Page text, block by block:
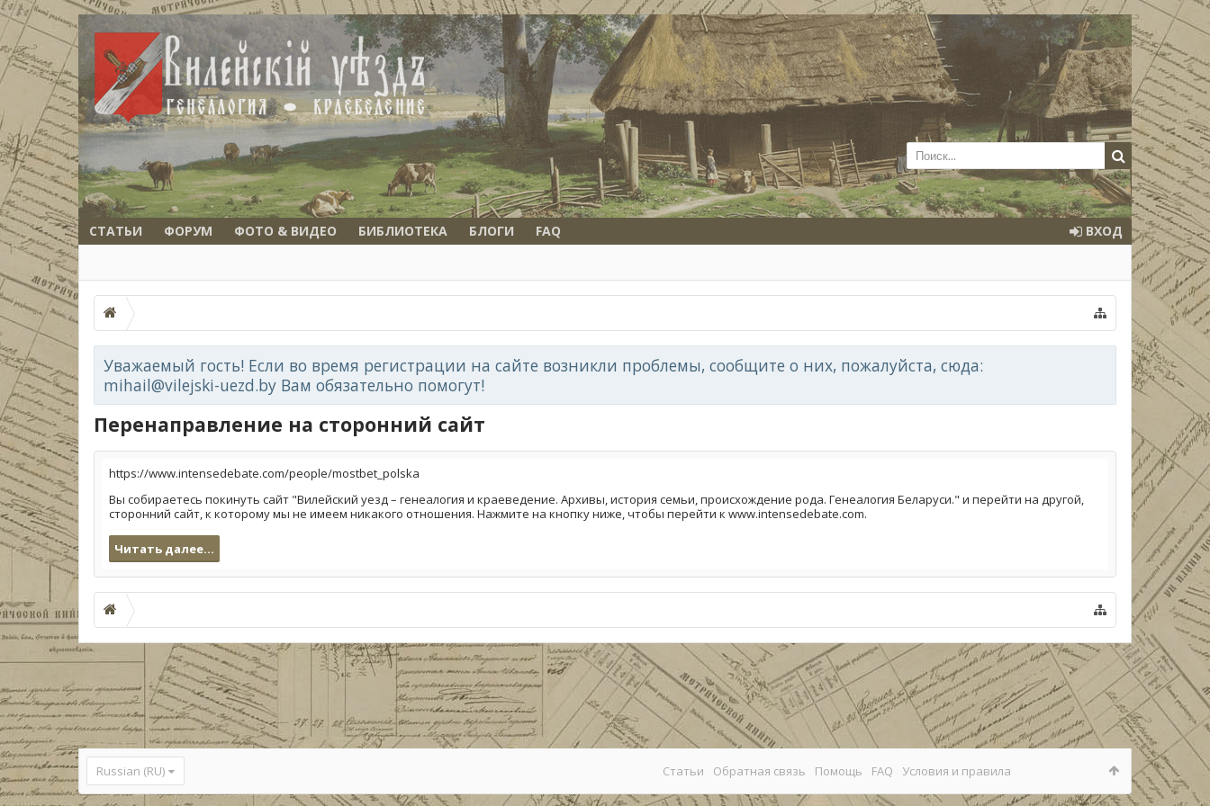
СТАТЬИ ФОРУМ ФОТО & ВИДЕО БИБЛИОТЕКА БЛОГИ FAQ ВХОД
Уважаемый гость! Если во время регистрации на сайте возникли проблемы, сообщите о них, пожалуйста, сюда:
mihail@vilejski-uezd.by Вам обязательно помогут!
Перенаправление на сторонний сайт
https://www.intensedebate.com/people/mostbet_polska
Вы собираетесь покинуть сайт "Вилейский уезд – генеалогия и краеведение. Архивы, история семьи, происхождение рода. Генеалогия Беларуси." и перейти на другой,
сторонний сайт, к которому мы не имеем никакого отношения. Нажмите на кнопку ниже, чтобы перейти к www.intensedebate.com.
Читать далее...
Russian (RU) Статьи Обратная связь Помощь FAQ Условия и правила